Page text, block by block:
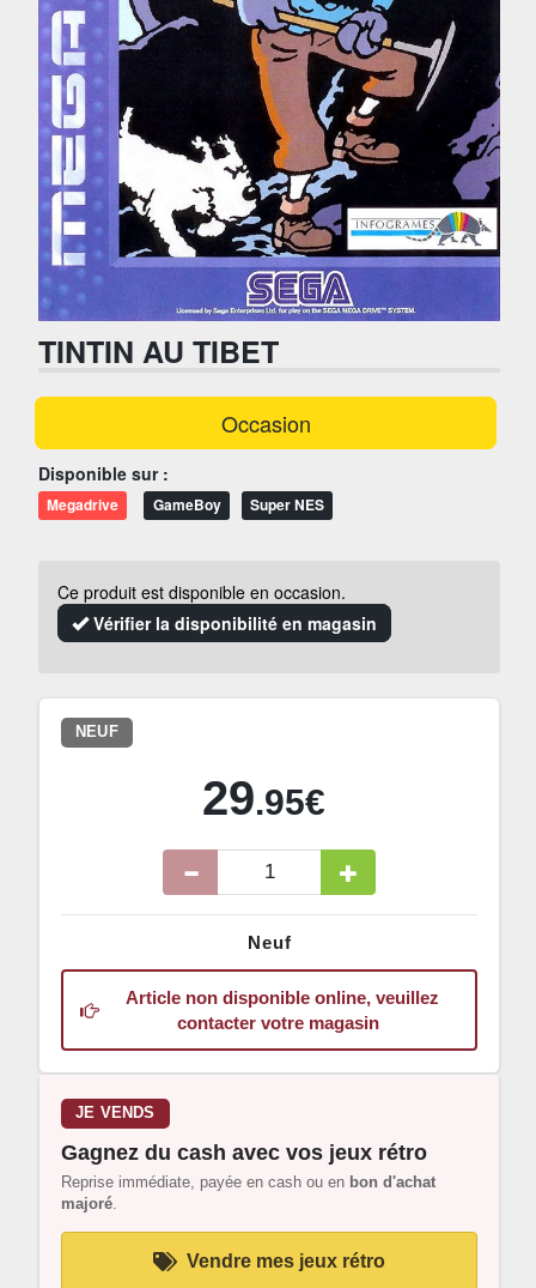
TINTIN AU TIBET
Occasion
Disponible sur :
Megadrive GameBoy Super NES
Ce produit est disponible en occasion.
Vérifier la disponibilité en magasin
NEUF
29.95€
Neuf
Article non disponible online, veuillez
contacter votre magasin
JE VENDS
Gagnez du cash avec vos jeux rétro
Reprise immédiate, payée en cash ou en bon d'achat
majoré.
Vendre mes jeux rétro